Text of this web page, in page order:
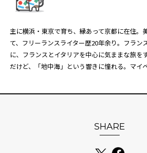
主に横浜・東京で育ち、縁あって京都に在住。
て、フリーランスライター歴20年余り。フラン
に、フランスとイタリアを中心に気ままな旅を
だけど、「地中海」という響きに憧れる。マイ
SHARE